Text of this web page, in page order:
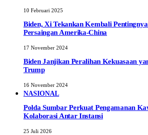
10 Februari 2025
Biden, Xi Tekankan Kembali
Persaingan Amerika-China
17 November 2024
Biden Janjikan Peralihan Kekuasaan
Trump
16 November 2024
NASIONAL
Polda Sumbar Perkuat Pengamanan
Kolaborasi Antar Instansi
25 Juli 2026